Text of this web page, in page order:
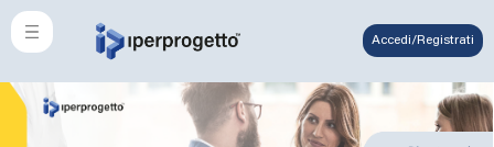
Accedi/Registrati